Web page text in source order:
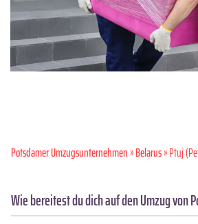
Potsdamer Umzugsunternehmen»Belarus» Ptuj
Wie bereitest du dich auf den Umzug von